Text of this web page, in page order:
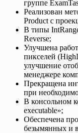
группе
Реализован
Product с
В типы
Reverse;
Улучшена
пикселей
улучшение
менеджере
Прекращена
при
В консольном
executable»;
Обеспечена
безымянных и